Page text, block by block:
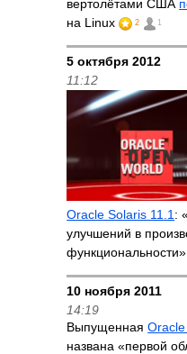
вертолётами США
на Linux
2 1
5 октября 2012
11:12
Oracle Solaris 11.1 :
улучшений в
функциональности»
10 ноября 2011
14:19
ВыпущеннаяOracle
названа «первой